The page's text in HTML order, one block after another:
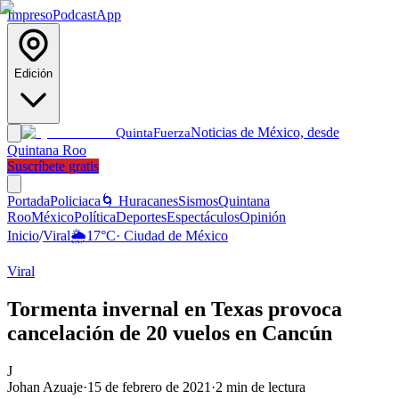
ImpresoPodcastApp
Edición
QuintaFuerzaNoticias de México, desde
Quintana Roo
Suscríbete gratis
PortadaPoliciaca 🌀 HuracanesSismosQuintana
RooMéxicoPolíticaDeportesEspectáculosOpinión
Inicio/Viral🌦️17°C· Ciudad de México
Viral
Tormenta invernal en Texas provoca
cancelación de 20 vuelos en Cancún
J
Johan Azuaje·15 de febrero de 2021 ·2 min de lectura